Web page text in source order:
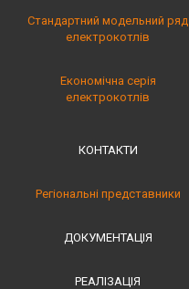
Стандартний модельний ряд
електрокотлів
Економічна серія
електрокотлів
КОНТАКТИ
Регіональні представники
ДОКУМЕНТАЦІЯ
РЕАЛІЗАЦІЯ